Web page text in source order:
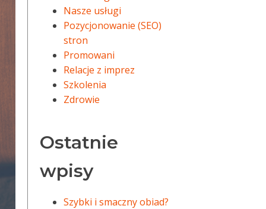
Nasze usługi
Pozycjonowanie (SEO)
stron
Promowani
Relacje z imprez
Szkolenia
Zdrowie
Ostatnie
wpisy
Szybki i smaczny obiad?